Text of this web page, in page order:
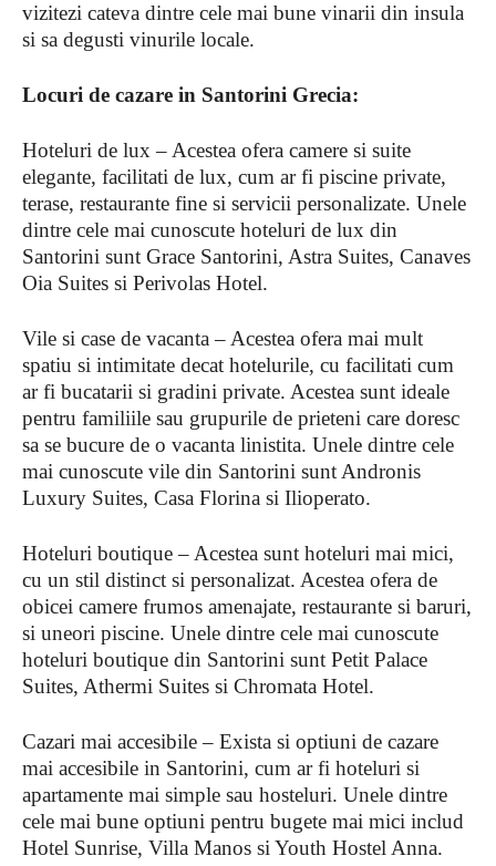
vizitezi cateva dintre cele mai bune vinarii din insula
si sa degusti vinurile locale.
Locuri de cazare in Santorini Grecia:
Hoteluri de lux – Acestea ofera camere si suite
elegante, facilitati de lux, cum ar fi piscine private,
terase, restaurante fine si servicii personalizate. Unele
dintre cele mai cunoscute hoteluri de lux din
Santorini sunt Grace Santorini, Astra Suites, Canaves
Oia Suites si Perivolas Hotel.
Vile si case de vacanta – Acestea ofera mai mult
spatiu si intimitate decat hotelurile, cu facilitati cum
ar fi bucatarii si gradini private. Acestea sunt ideale
pentru familiile sau grupurile de prieteni care doresc
sa se bucure de o vacanta linistita. Unele dintre cele
mai cunoscute vile din Santorini sunt Andronis
Luxury Suites, Casa Florina si Ilioperato.
Hoteluri boutique – Acestea sunt hoteluri mai mici,
cu un stil distinct si personalizat. Acestea ofera de
obicei camere frumos amenajate, restaurante si baruri,
si uneori piscine. Unele dintre cele mai cunoscute
hoteluri boutique din Santorini sunt Petit Palace
Suites, Athermi Suites si Chromata Hotel.
Cazari mai accesibile – Exista si optiuni de cazare
mai accesibile in Santorini, cum ar fi hoteluri si
apartamente mai simple sau hosteluri. Unele dintre
cele mai bune optiuni pentru bugete mai mici includ
Hotel Sunrise, Villa Manos si Youth Hostel Anna.